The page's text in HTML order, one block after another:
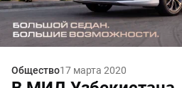
Общество17 марта 2020